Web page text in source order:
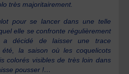
très majoritairement.
pour se lancer dans une telle
elle se confronte régulièrement
décidé de laisser une trace
la saison où les coquelicots
colorés visibles de très loin dans
pousser !…